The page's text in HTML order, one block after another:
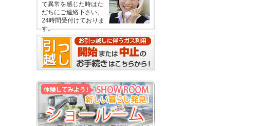
て異常を感じた時はた
だちにご連絡下さい。
24時間受付けておりま
す。